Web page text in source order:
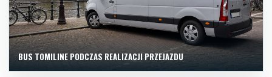
BUS TOMILINE PODCZAS REALIZACJI PRZEJAZDU